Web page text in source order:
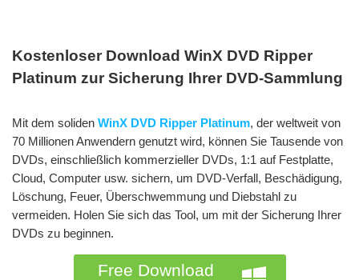
Kostenloser Download WinX DVD Ripper
Platinum zur Sicherung Ihrer DVD-Sammlung
Mit dem soliden WinX DVD Ripper Platinum, der weltweit von
70 Millionen Anwendern genutzt wird, können Sie Tausende von
DVDs, einschließlich kommerzieller DVDs, 1:1 auf Festplatte,
Cloud, Computer usw. sichern, um DVD-Verfall, Beschädigung,
Löschung, Feuer, Überschwemmung und Diebstahl zu
vermeiden. Holen Sie sich das Tool, um mit der Sicherung Ihrer
DVDs zu beginnen.
Free Download